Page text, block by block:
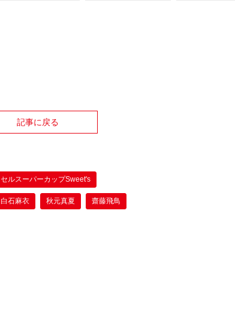
記事に戻る
ルスーパーカップSweet's
白石麻衣 秋元真夏 齋藤飛鳥